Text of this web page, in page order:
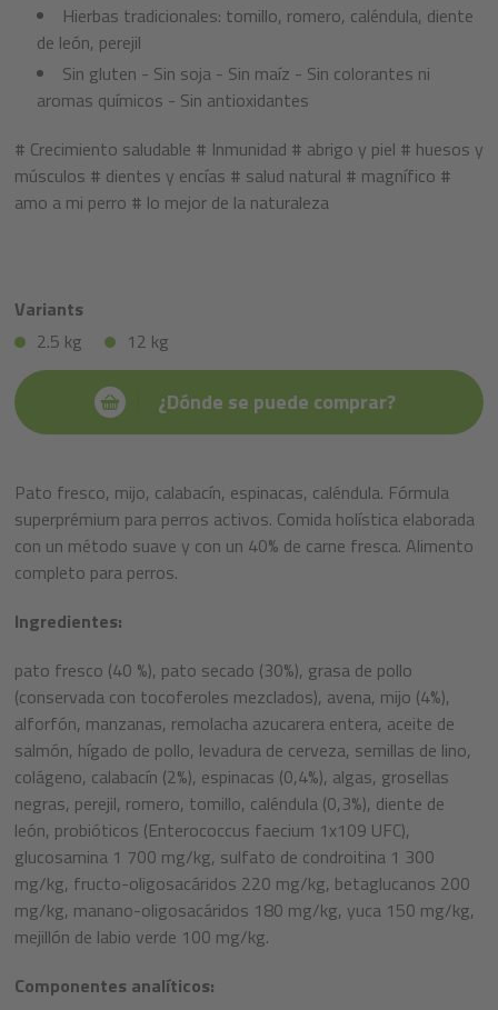
Hierbas tradicionales: tomillo, romero, caléndula, diente
de león, perejil
Sin gluten - Sin soja - Sin maíz - Sin colorantes ni
aromas químicos - Sin antioxidantes
# Crecimiento saludable # Inmunidad # abrigo y piel # huesos y
músculos # dientes y encías # salud natural # magnífico #
amo a mi perro # lo mejor de la naturaleza
Variants
2.5 kg
12 kg
¿Dónde se puede comprar?
Pato fresco, mijo, calabacín, espinacas, caléndula. Fórmula
superprémium para perros activos. Comida holística elaborada
con un método suave y con un 40% de carne fresca. Alimento
completo para perros.
Ingredientes:
pato fresco (40 %), pato secado (30%), grasa de pollo
(conservada con tocoferoles mezclados), avena, mijo (4%),
alforfón, manzanas, remolacha azucarera entera, aceite de
salmón, hígado de pollo, levadura de cerveza, semillas de lino,
colágeno, calabacín (2%), espinacas (0,4%), algas, grosellas
negras, perejil, romero, tomillo, caléndula (0,3%), diente de
león, probióticos (Enterococcus faecium 1x109 UFC),
glucosamina 1 700 mg/kg, sulfato de condroitina 1 300
mg/kg, fructo-oligosacáridos 220 mg/kg, betaglucanos 200
mg/kg, manano-oligosacáridos 180 mg/kg, yuca 150 mg/kg,
mejillón de labio verde 100 mg/kg.
Componentes analíticos: